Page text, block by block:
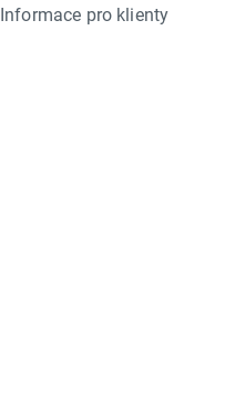
Informace pro klienty